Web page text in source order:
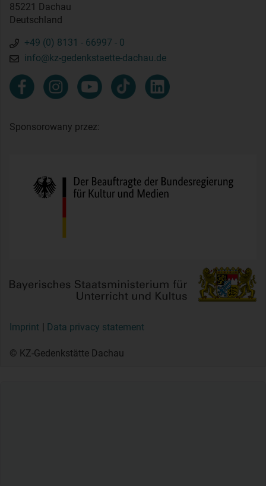
85221 Dachau
Deutschland
+49 (0) 8131 - 66997 - 0
info@kz-gedenkstaette-dachau.de
Sponsorowany przez:
Imprint Data privacy statement
© KZ-Gedenkstätte Dachau